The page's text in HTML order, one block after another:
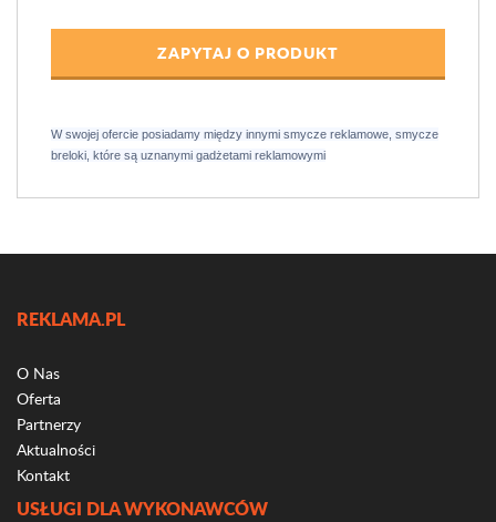
ZAPYTAJ O PRODUKT
W swojej ofercie posiadamy między innymi smycze reklamowe, smycze
breloki, które są uznanymi gadżetami reklamowymi
REKLAMA.PL
O Nas
Oferta
Partnerzy
Aktualności
Kontakt
USŁUGI DLA WYKONAWCÓW